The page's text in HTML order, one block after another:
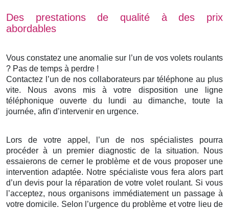
Des prestations de qualité à des prix
abordables
Vous constatez une anomalie sur l’un de vos volets roulants
? Pas de temps à perdre !
Contactez l’un de nos collaborateurs par téléphone au plus
vite. Nous avons mis à votre disposition une ligne
téléphonique ouverte du lundi au dimanche, toute la
journée, afin d’intervenir en urgence.
Lors de votre appel, l’un de nos spécialistes pourra
procéder à un premier diagnostic de la situation. Nous
essaierons de cerner le problème et de vous proposer une
intervention adaptée. Notre spécialiste vous fera alors part
d’un devis pour la réparation de votre volet roulant. Si vous
l’acceptez, nous organisons immédiatement un passage à
votre domicile. Selon l’urgence du problème et votre lieu de